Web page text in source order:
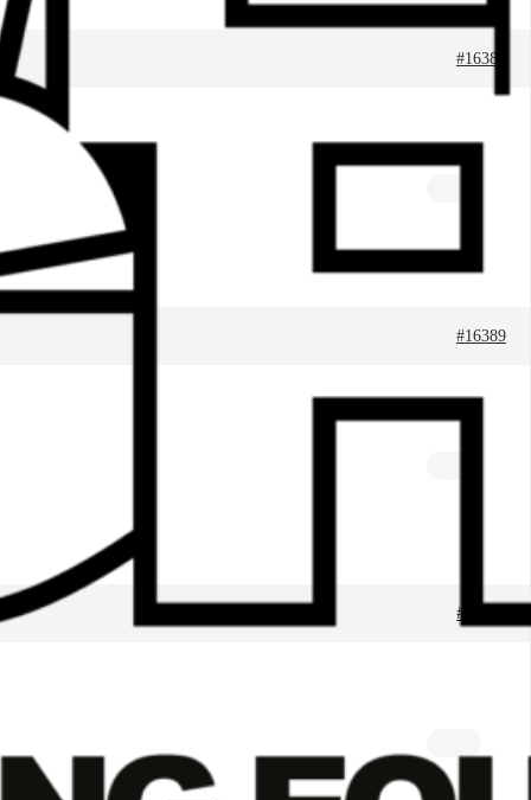
#16388
#16389
#16390